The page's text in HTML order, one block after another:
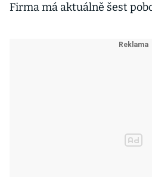
Firma má aktuálně šest